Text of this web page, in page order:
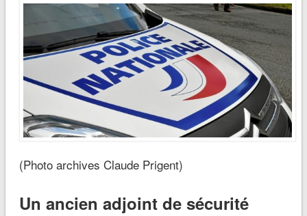
(Photo archives Claude Prigent)
Un ancien adjoint de sécurité